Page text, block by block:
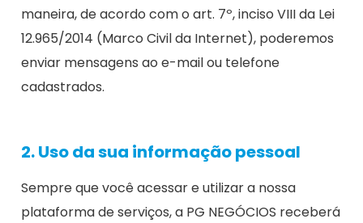
maneira, de acordo com o art. 7º, inciso VIII da Lei
12.965/2014 (Marco Civil da Internet), poderemos
enviar mensagens ao e-mail ou telefone
cadastrados.
2. Uso da sua informação pessoal
Sempre que você acessar e utilizar a nossa
plataforma de serviços, a PG NEGÓCIOS receberá